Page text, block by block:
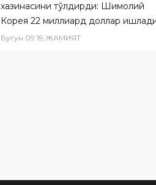
хазинасини тўлдирди: Шимолий
Корея 22 миллиард доллар
Бугун 09:19,ЖАМИЯТ